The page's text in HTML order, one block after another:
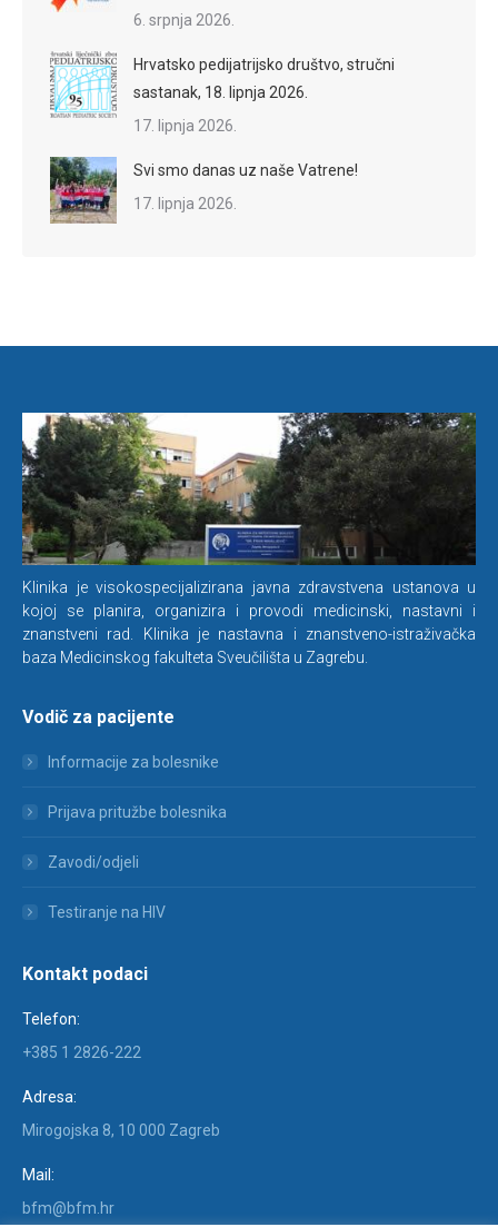
6. srpnja 2026.
Hrvatsko pedijatrijsko društvo, stručni
sastanak, 18. lipnja 2026.
17. lipnja 2026.
Svi smo danas uz naše Vatrene!
17. lipnja 2026.
Klinika je visokospecijalizirana javna zdravstvena ustanova u
kojoj se planira, organizira i provodi medicinski, nastavni i
znanstveni rad. Klinika je nastavna i znanstveno-istraživačka
baza Medicinskog fakulteta Sveučilišta u Zagrebu.
Vodič za pacijente
Informacije za bolesnike
Prijava pritužbe bolesnika
Zavodi/odjeli
Testiranje na HIV
Kontakt podaci
Telefon:
+385 1 2826-222
Adresa:
Mirogojska 8, 10 000 Zagreb
Mail:
bfm@bfm.hr